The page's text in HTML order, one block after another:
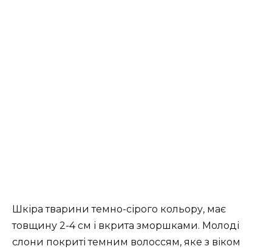
Шкіра тварини темно-сірого кольору, має
товщину 2-4 см і вкрита зморшками. Молоді
слони покриті темним волоссям, яке з віком